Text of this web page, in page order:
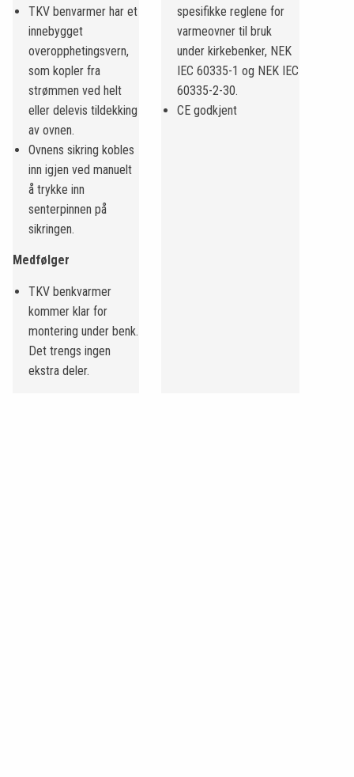
TKV benvarmer har et
innebygget
overopphetingsvern,
som kopler fra
strømmen ved helt
eller delevis tildekking
av ovnen.
Ovnens sikring kobles
inn igjen ved manuelt
å trykke inn
senterpinnen på
sikringen.
Medfølger
TKV benkvarmer
kommer klar for
montering under benk.
Det trengs ingen
ekstra deler.
spesifikke reglene for
varmeovner til bruk
under kirkebenker, NEK
IEC 60335-1 og NEK IEC
60335-2-30.
CE godkjent